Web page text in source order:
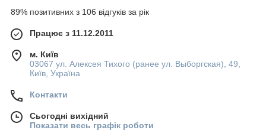
89% позитивних з 106 відгуків за рік
Працює з 11.12.2011
м. Київ
03067 ул. Алексея Тихого (ранее ул. Выборгская), 49,
Київ, Україна
Контакти
Сьогодні вихідний
Показати весь графік роботи